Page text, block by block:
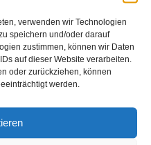
verwenden wir Technologien
speichern und/oder darauf
zustimmen, können wir Daten
auf dieser Website verarbeiten.
oder zurückziehen, können
werden.